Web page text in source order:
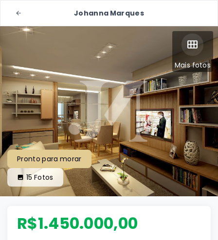
Johanna Marques
Mais fotos
Pronto para morar
15 Fotos
R$1.450.000,00